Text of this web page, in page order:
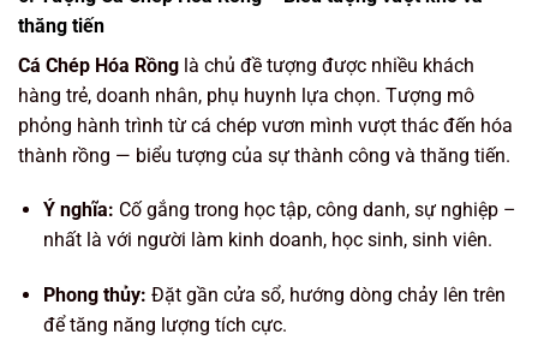
thăng tiến
Cá Chép Hóa Rồng là chủ đề tượng được nhiều khách
hàng trẻ, doanh nhân, phụ huynh lựa chọn. Tượng mô
phỏng hành trình từ cá chép vươn mình vượt thác đến hóa
thành rồng — biểu tượng của sự thành công và thăng tiến.
Ý nghĩa: Cố gắng trong học tập, công danh, sự nghiệp –
nhất là với người làm kinh doanh, học sinh, sinh viên.
Phong thủy: Đặt gần cửa sổ, hướng dòng chảy lên trên
để tăng năng lượng tích cực.